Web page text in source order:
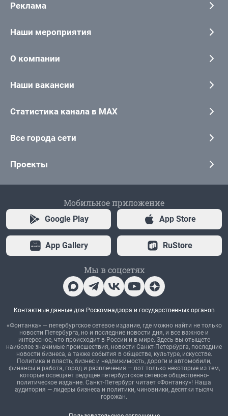
Реклама
Наши мероприятия
О компании
Наши вакансии
Статистика канала в MAX
Все города сети
Проекты
Мобильное приложение
Google Play App Store
App Gallery RuStore
Мы в соцсетях
Контактные данные для Роскомнадзора и государственных органов
«Фонтанка» — петербургское сетевое издание, где можно найти не только
новости Петербурга, но и последние новости дня, и все важное и
интересное, что происходит в России и в мире. Здесь вы отыщете
наиболее значимые происшествия, новости Санкт-Петербурга, последние
новости бизнеса, а также события в обществе, культуре, искусстве.
Политика и власть, бизнес и недвижимость, дороги и автомобили,
финансы и работа, город и развлечения — вот только некоторые из тем,
которые освещает ведущее петербургское сетевое общественно-
политическое издание. Санкт-Петербург читает «Фонтанку»! Наша
аудитория — лидеры бизнеса и политики, чиновники, десятки тысяч
горожан.